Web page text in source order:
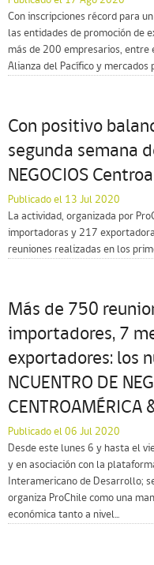
Con inscripciones récord para
las entidades de promoción de
más de 200 empresarios, entre
Alianza del Pacífico y mercados
Con positivo
segunda semana
NEGOCIOS
Publicado el 13 Jul 2020
La actividad, organizada por
importadoras y 217
reuniones realizadas en los
Más de 750
importadores, 7
exportadores: los
NCUENTRO DE
CENTROAMÉRICA
Publicado el 06 Jul 2020
Desde este lunes 6 y hasta el
y en asociación con la
Interamericano de Desarrollo;
organiza ProChile como una
económica tanto a nivel...